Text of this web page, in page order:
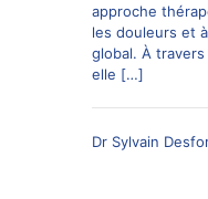
approche
les douleurs et
global. À
elle […]
Dr Sylvain